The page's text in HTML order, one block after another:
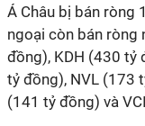
Á Châu bị bán ròng
ngoại còn bán ròng
đồng), KDH (430 tỷ
tỷ đồng), NVL (173
(141 tỷ đồng) và